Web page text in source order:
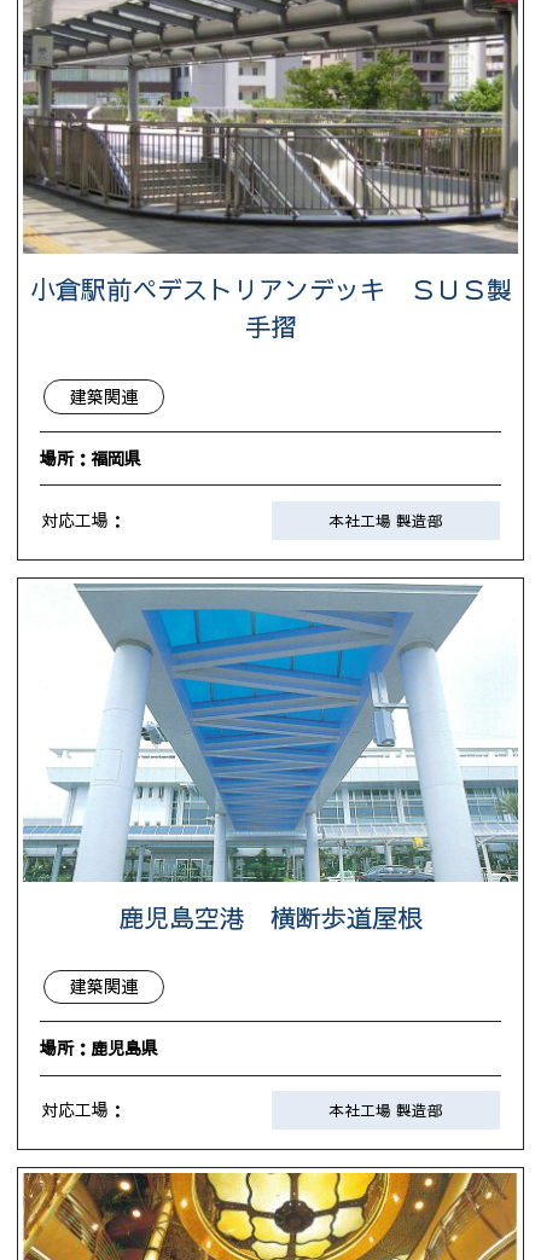
小倉駅前ペデストリアンデッキ ＳＵＳ製
手摺
建築関連
場所：福岡県
対応工場： 本社工場 製造部
鹿児島空港 横断歩道屋根
建築関連
場所：鹿児島県
対応工場： 本社工場 製造部